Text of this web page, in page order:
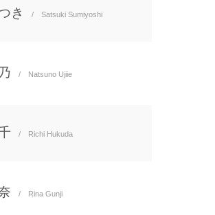
き / Satsuki Sumiyoshi
/ Natsuno Ujiie
/ Richi Hukuda
/ Rina Gunji